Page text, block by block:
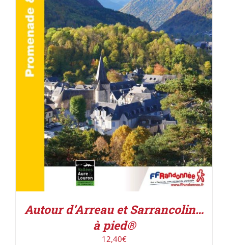
ACHETER LE PRODUIT / DÉTAILS
Autour d’Arreau et Sarrancolin…
à pied®
12,40€